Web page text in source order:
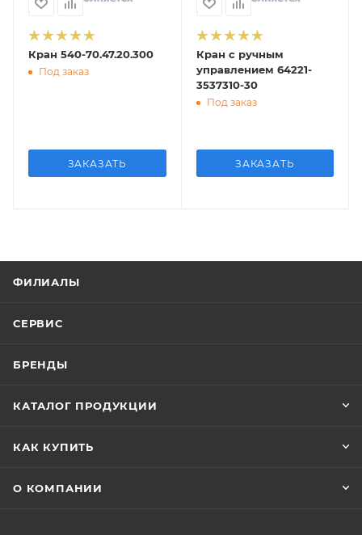
Кран 540-70.47.20.300
Под заказ
ЗАКАЗАТЬ
Кран с ручным
управлением 64221-
3537310-30
Под заказ
ЗАКАЗАТЬ
ФИЛИАЛЫ
СЕРВИС
БРЕНДЫ
КАТАЛОГ ПРОДУКЦИИ
КАК КУПИТЬ
О КОМПАНИИ